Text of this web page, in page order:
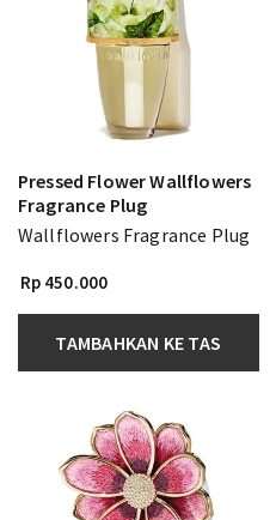
Pressed Flower Wallflowers
Fragrance Plug
Wallflowers Fragrance Plug
Rp 450.000
TAMBAHKAN KE TAS